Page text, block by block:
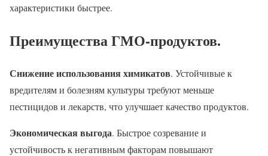
характеристики быстрее.
Преимущества ГМО-продуктов.
Снижение использования химикатов. Устойчивые к
вредителям и болезням культуры требуют меньше
пестицидов и лекарств, что улучшает качество продуктов.
Экономическая выгода. Быстрое созревание и
устойчивость к негативным факторам повышают